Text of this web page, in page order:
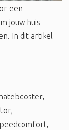
een
jouw huis
In dit artikel
,
,